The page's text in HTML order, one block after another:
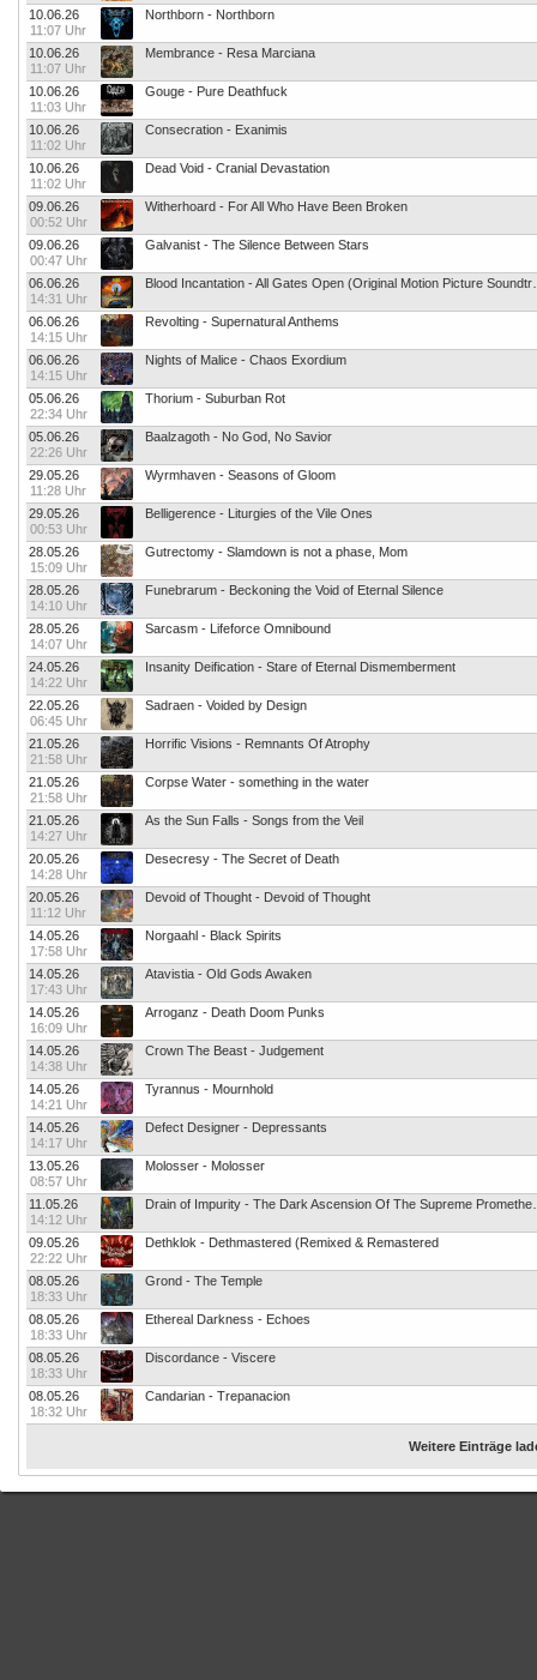
10.06.26
11:07 Uhr
Northborn - Northborn
10.06.26
11:07 Uhr
Membrance - Resa Marciana
10.06.26
11:03 Uhr
Gouge - Pure Deathfuck
10.06.26
11:02 Uhr
Consecration - Exanimis
10.06.26
11:02 Uhr
Dead Void - Cranial Devastation
09.06.26
00:52 Uhr
Witherhoard - For All Who Have Been Broken
09.06.26
00:47 Uhr
Galvanist - The Silence Between Stars
06.06.26
14:31 Uhr
06.06.26
14:15 Uhr
Revolting - Supernatural Anthems
06.06.26
14:15 Uhr
Nights of Malice - Chaos Exordium
05.06.26
22:34 Uhr
Thorium - Suburban Rot
05.06.26
22:26 Uhr
Baalzagoth - No God, No Savior
29.05.26
11:28 Uhr
Wyrmhaven - Seasons of Gloom
29.05.26
00:53 Uhr
Belligerence - Liturgies of the Vile Ones
28.05.26
15:09 Uhr
Gutrectomy - Slamdown is not a phase, Mom
28.05.26
14:10 Uhr
Funebrarum - Beckoning the Void of Eternal Silence
28.05.26
14:07 Uhr
Sarcasm - Lifeforce Omnibound
24.05.26
14:22 Uhr
Insanity Deification - Stare of Eternal Dismemberment
22.05.26
06:45 Uhr
Sadraen - Voided by Design
21.05.26
21:58 Uhr
Horrific Visions - Remnants Of Atrophy
21.05.26
21:58 Uhr
Corpse Water - something in the water
21.05.26
14:27 Uhr
As the Sun Falls - Songs from the Veil
20.05.26
14:28 Uhr
Desecresy - The Secret of Death
20.05.26
11:12 Uhr
Devoid of Thought - Devoid of Thought
14.05.26
17:58 Uhr
Norgaahl - Black Spirits
14.05.26
17:43 Uhr
Atavistia - Old Gods Awaken
14.05.26
16:09 Uhr
Arroganz - Death Doom Punks
14.05.26
14:38 Uhr
Crown The Beast - Judgement
14.05.26
14:21 Uhr
Tyrannus - Mournhold
14.05.26
14:17 Uhr
Defect Designer - Depressants
13.05.26
08:57 Uhr
Molosser - Molosser
11.05.26
14:12 Uhr
09.05.26
22:22 Uhr
Dethklok - Dethmastered (Remixed & Remastered
08.05.26
18:33 Uhr
Grond - The Temple
08.05.26
18:33 Uhr
Ethereal Darkness - Echoes
08.05.26
18:33 Uhr
Discordance - Viscere
08.05.26
18:32 Uhr
Candarian - Trepanacion
Weitere Einträge